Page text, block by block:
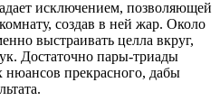
исключением, позволяющей
создав в ней жар. Около
выстраивать целла вкруг,
Достаточно пары-триады
нюансов прекрасного, дабы